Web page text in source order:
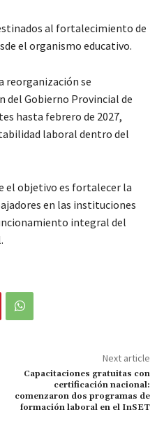
al fortalecimiento de
el organismo educativo.
reorganización se
del Gobierno Provincial de
hasta febrero de 2027,
laboral dentro del
el objetivo es fortalecer la
en las instituciones
integral del
Next article
Capacitaciones gratuitas con
certificación nacional:
comenzaron dos programas de
formación laboral en el InSET